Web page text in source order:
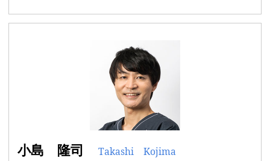
小島 隆司 Takashi Kojima